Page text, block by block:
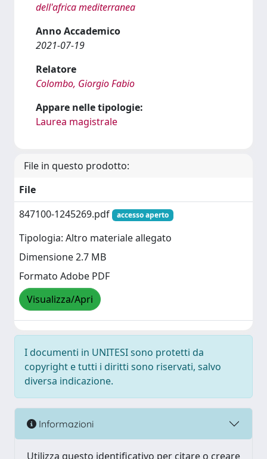
dell'africa mediterranea
Anno Accademico
2021-07-19
Relatore
Colombo, Giorgio Fabio
Appare nelle tipologie:
Laurea magistrale
File in questo prodotto:
File
847100-1245269.pdf
accesso aperto
Tipologia: Altro materiale allegato
Dimensione 2.7 MB
Formato Adobe PDF
Visualizza/Apri
I documenti in UNITESI sono protetti da
copyright e tutti i diritti sono riservati, salvo
diversa indicazione.
Informazioni
Utilizza questo identificativo per citare o creare